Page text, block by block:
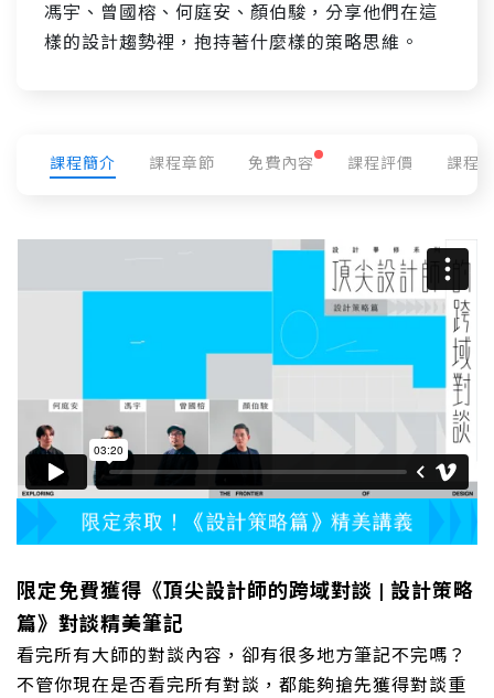
課程簡介 課程章節 免費內容 課程評價 課程
限定免費獲得《頂尖設計師的跨域對談 | 設計策略
篇》對談精美筆記
看完所有大師的對談內容，卻有很多地方筆記不完嗎？
不管你現在是否看完所有對談，都能夠搶先獲得對談重
馮宇、曾國榕、何庭安、顏伯駿，分享他們在這
樣的設計趨勢裡，抱持著什麼樣的策略思維。